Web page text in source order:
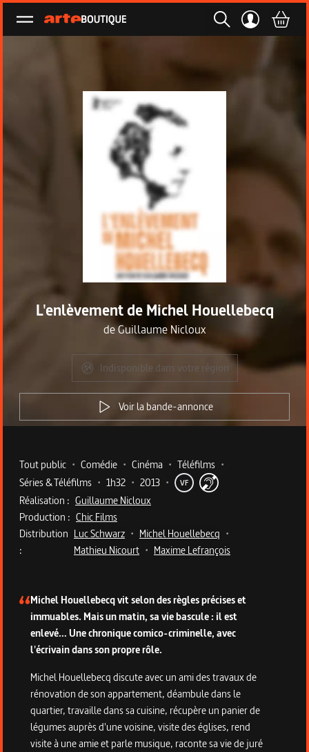
Ouvrir le menu
L'enlèvement de Michel Houellebecq
deGuillaume Nicloux
Indisponible dans votre région
Voir la bande-annonce
Metadata du programme
Tout public • Comédie • Cinéma • Téléfilms •
Séries & Téléfilms • 1h32 • 2013 • VF
Réalisation : Guillaume Nicloux
Production : Chic Films
Distribution
:
Luc Schwarz • Michel Houellebecq •
Mathieu Nicourt • Maxime Lefrançois
Michel Houellebecq vit selon des règles précises et
immuables. Mais un matin, sa vie bascule : il est
enlevé… Une chronique comico-criminelle, avec
l'écrivain dans son propre rôle.
Michel Houellebecq discute avec un ami des travaux de
rénovation de son appartement, déambule dans le
quartier, travaille dans sa cuisine, récupère un panier de
légumes auprès d'une voisine, visite des églises, rend
visite à une amie et parle musique, raconte sa vie de juré